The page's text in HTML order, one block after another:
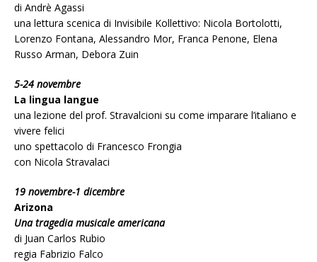
di Andrè Agassi
una lettura scenica di Invisibile Kollettivo: Nicola Bortolotti,
Lorenzo Fontana, Alessandro Mor, Franca Penone, Elena
Russo Arman, Debora Zuin
5-24 novembre
La lingua langue
una lezione del prof. Stravalcioni su come imparare l’italiano e
vivere felici
uno spettacolo di Francesco Frongia
con Nicola Stravalaci
19 novembre-1 dicembre
Arizona
Una tragedia musicale americana
di Juan Carlos Rubio
regia Fabrizio Falco